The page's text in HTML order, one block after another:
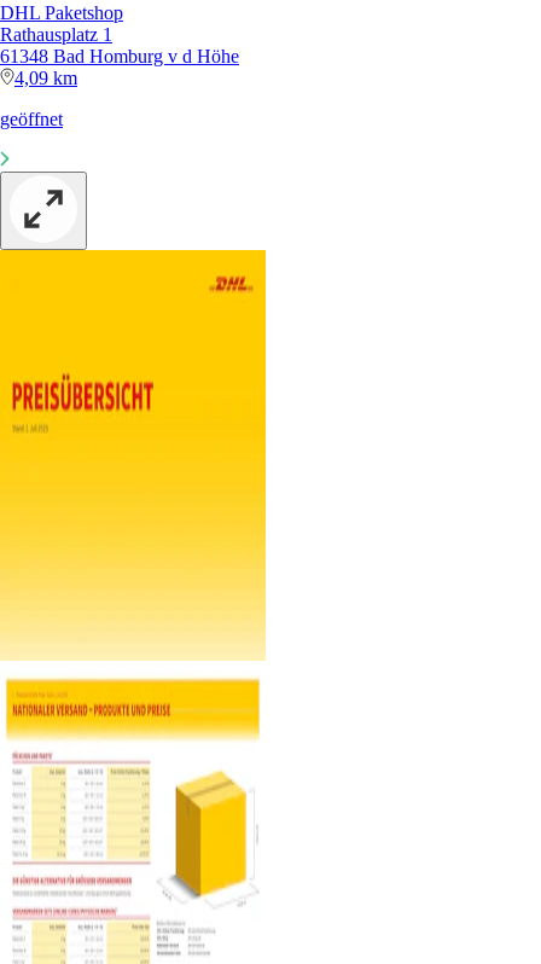
DHL Paketshop
Rathausplatz 1
61348 Bad Homburg v d Höhe
4,09 km
geöffnet